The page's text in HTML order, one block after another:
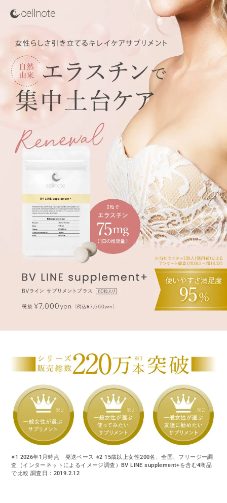
※1 2026年1月時点 発送ベース ※2 15歳以上女性200名、全国、フリージー調
査（インターネットによるイメージ調査）BV LINE supplement+を含む4商品
で比較 調査日：2019.2.12